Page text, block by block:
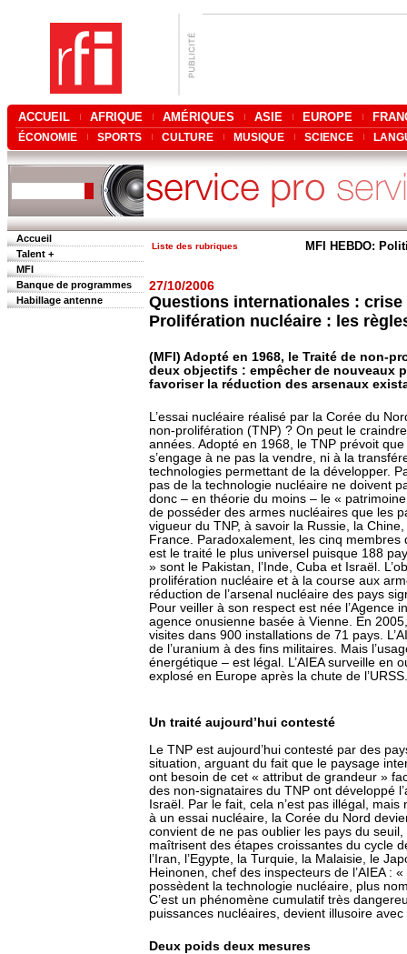
ACCUEIL AFRIQUE AMÉRIQUES ASIE EUROPE
ÉCONOMIE SPORTS CULTURE MUSIQUE SCIENCE
Accueil
Talent +
MFI
Banque de programmes
Habillage antenne
Liste des rubriques MFI HEBDO:
27/10/2006
Questions internationales : crise
Prolifération nucléaire : les
(MFI) Adopté en 1968, le Traité de non-
deux objectifs : empêcher de nouveaux
favoriser la réduction des arsenaux
L’essai nucléaire réalisé par la Corée du
non-prolifération (TNP) ? On peut le
années. Adopté en 1968, le TNP prévoit
s’engage à ne pas la vendre, ni à la
technologies permettant de la développer.
pas de la technologie nucléaire ne doivent
donc – en théorie du moins – le «
de posséder des armes nucléaires que les
vigueur du TNP, à savoir la Russie, la
France. Paradoxalement, les cinq membres
est le traité le plus universel puisque 188
» sont le Pakistan, l’Inde, Cuba et Israël.
prolifération nucléaire et à la course aux
réduction de l’arsenal nucléaire des pays
Pour veiller à son respect est née l’Agence
agence onusienne basée à Vienne. En
visites dans 900 installations de 71 pays.
de l’uranium à des fins militaires. Mais
énergétique – est légal. L’AIEA surveille en
explosé en Europe après la chute de l’URSS.
Un traité aujourd’hui contesté
Le TNP est aujourd’hui contesté par des
situation, arguant du fait que le paysage
ont besoin de cet « attribut de grandeur »
des non-signataires du TNP ont développé
Israël. Par le fait, cela n’est pas illégal,
à un essai nucléaire, la Corée du Nord
convient de ne pas oublier les pays du
maîtrisent des étapes croissantes du cycle
l’Iran, l’Egypte, la Turquie, la Malaisie, le
Heinonen, chef des inspecteurs de l’AIEA :
possèdent la technologie nucléaire, plus
C’est un phénomène cumulatif très
puissances nucléaires, devient illusoire
Deux poids deux mesures